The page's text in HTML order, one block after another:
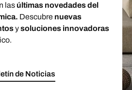
las últimas novedades del
Descubre nuevas
ysoluciones innovadoras
de Noticias